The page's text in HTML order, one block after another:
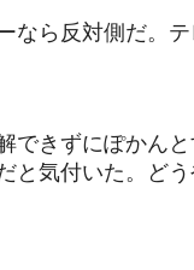
なら反対側だ。
できずにぽかん
と気付いた。ど